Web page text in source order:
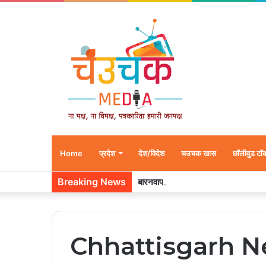
Home प्रदेश देश/विदेश चउचक खास छॉलीवुड
Breaking News बारनवापारा अभ्यारण्य में दिखा ‘मां का
Chhattisgarh